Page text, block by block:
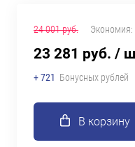
24 001 руб. Экономия:
23 281 руб. /
+ 721 Бонусных рублей
В корзину